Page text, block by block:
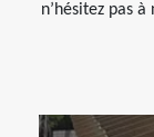
n’hésitez pas